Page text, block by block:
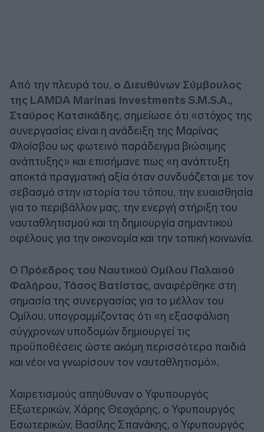
Από την πλευρά του, ο Διευθύνων Σύμβουλος
της LAMDA Marinas Investments S.M.S.A.,
Σταύρος Κατσικάδης, σημείωσε ότι «στόχος της
συνεργασίας είναι η ανάδειξη της Μαρίνας
Φλοίσβου ως φωτεινό παράδειγμα βιώσιμης
ανάπτυξης» και επισήμανε πως «η ανάπτυξη
αποκτά πραγματική αξία όταν συνδυάζεται με τον
σεβασμό στην ιστορία του τόπου, την ευαισθησία
για το περιβάλλον μας, την ενεργή στήριξη του
ναυταθλητισμού και τη δημιουργία σημαντικού
οφέλους για την οικονομία και την τοπική κοινωνία.
Ο Πρόεδρος του Ναυτικού Ομίλου Παλαιού
Φαλήρου, Τάσος Βατίστας, αναφέρθηκε στη
σημασία της συνεργασίας για το μέλλον του
Ομίλου, υπογραμμίζοντας ότι «η εξασφάλιση
σύγχρονων υποδομών δημιουργεί τις
προϋποθέσεις ώστε ακόμη περισσότερα παιδιά
και νέοι να γνωρίσουν τον ναυταθλητισμό».
Χαιρετισμούς απηύθυναν ο Υφυπουργός
Εξωτερικών, Χάρης Θεοχάρης, ο Υφυπουργός
Εσωτερικών, Βασίλης Σπανάκης, ο Υφυπουργός